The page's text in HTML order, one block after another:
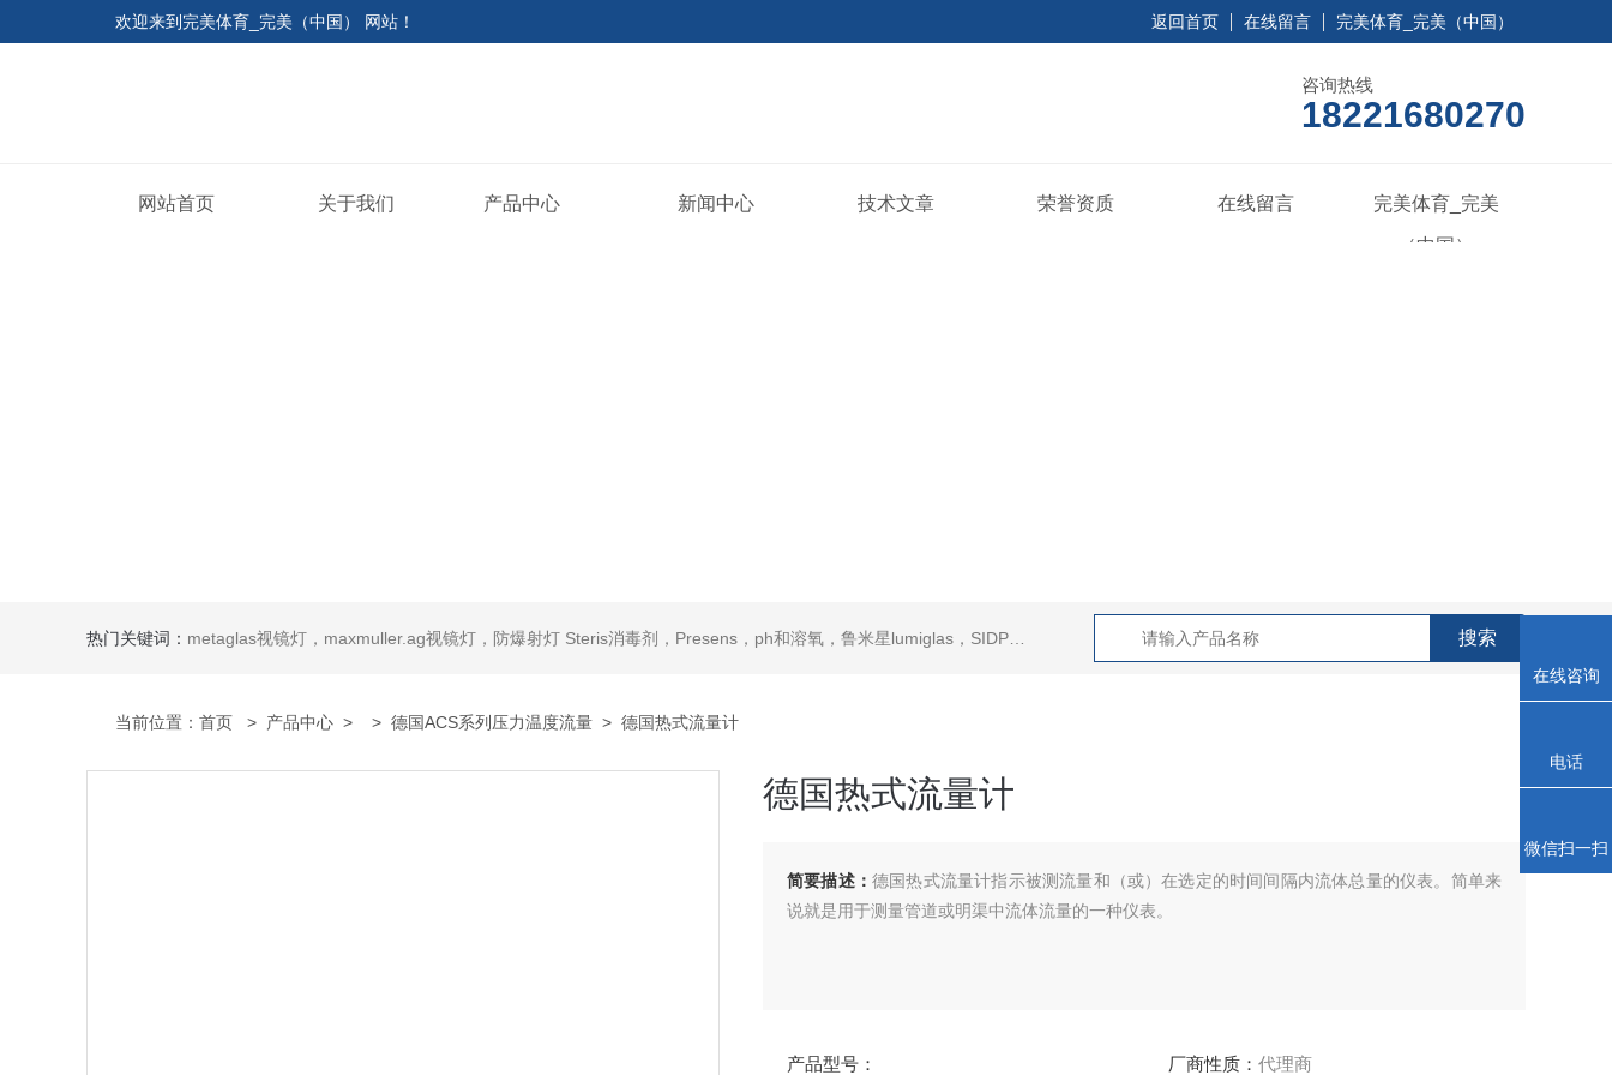
欢迎来到 完美体育_完美（中国） 网站 ！ 返回首页 在线留言 完美体育_完美（中国）
咨询热线
18221680270
网站首页 关于我们 产品中心 新闻中心 技术文章 荣誉资质 在线留言 完美体育_完美
（中国）
热门关键词： metaglas视镜灯，maxmuller.ag视镜灯，防爆射灯 Steris消毒剂，Presens，ph和溶氧，鲁米星lumiglas，SIDPH露点仪，进口气体分析仪
当前位置： 首页 > 产品中心 > > 德国ACS系列压力温度流量 > 德国热式流量计
德国热式流量计
简要描述： 德国热式流量计指示被测流量和（或）在选定的时间间隔内流体总量的仪表。简单来
说就是用于测量管道或明渠中流体流量的一种仪表。
产品型号： 厂商性质： 代理商
在线咨询
电话
微信扫一扫